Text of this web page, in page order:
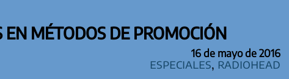
EN MÉTODOS DE PROMOCIÓN
16 de mayo de 2016
especiales Radiohead